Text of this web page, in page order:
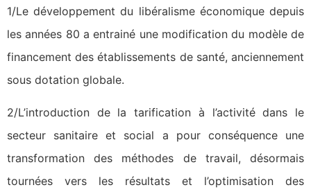
1/Le développement du libéralisme économique depuis
les années 80 a entrainé une modification du modèle de
financement des établissements de santé, anciennement
sous dotation globale.
2/L’introduction de la tarification à l’activité dans le
secteur sanitaire et social a pour conséquence une
transformation des méthodes de travail, désormais
tournées vers les résultats et l’optimisation des